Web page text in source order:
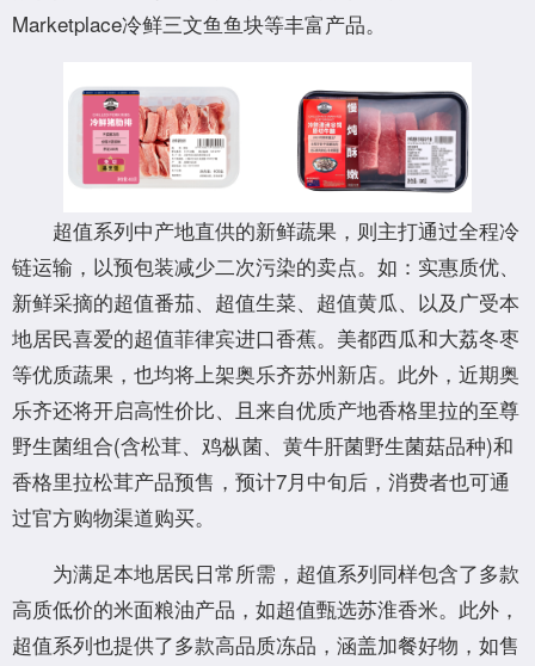
Marketplace冷鲜三文鱼鱼块等丰富产品。
超值系列中产地直供的新鲜蔬果，则主打通过全程冷
链运输，以预包装减少二次污染的卖点。如：实惠质优、
新鲜采摘的超值番茄、超值生菜、超值黄瓜、以及广受本
地居民喜爱的超值菲律宾进口香蕉。美都西瓜和大荔冬枣
等优质蔬果，也均将上架奥乐齐苏州新店。此外，近期奥
乐齐还将开启高性价比、且来自优质产地香格里拉的至尊
野生菌组合(含松茸、鸡枞菌、黄牛肝菌野生菌菇品种)和
香格里拉松茸产品预售，预计7月中旬后，消费者也可通
过官方购物渠道购买。
为满足本地居民日常所需，超值系列同样包含了多款
高质低价的米面粮油产品，如超值甄选苏淮香米。此外，
超值系列也提供了多款高品质冻品，涵盖加餐好物，如售